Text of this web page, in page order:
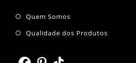
Quem SomosAbre
Qualidade dos ProdutosAbre